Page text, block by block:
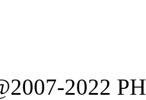
2022